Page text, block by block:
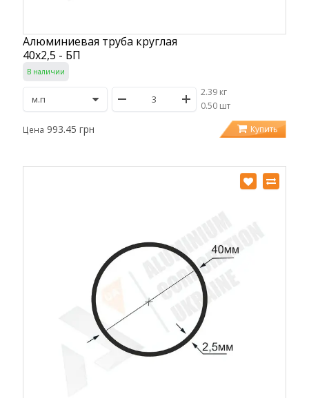
Алюминиевая труба круглая
40х2,5 - БП
В наличии
2.39 кг
/0.50 шт
Цена 993.45 грн Купить